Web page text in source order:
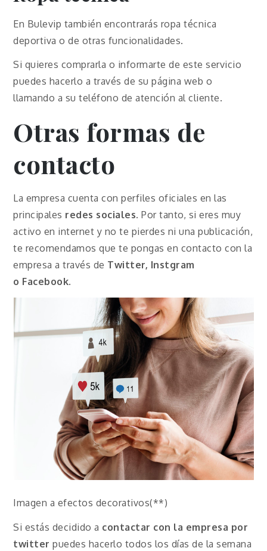
En Bulevip también encontrarás ropa técnica
deportiva o de otras funcionalidades.
Si quieres comprarla o informarte de este servicio
puedes hacerlo a través de su página web o
llamando a su teléfono de atención al cliente.
Otras formas de
contacto
La empresa cuenta con perfiles oficiales en las
principales redes sociales. Por tanto, si eres muy
activo en internet y no te pierdes ni una publicación,
te recomendamos que te pongas en contacto con la
empresa a través de Twitter, Instgram
o Facebook.
Imagen a efectos decorativos(**)
Si estás decidido a contactar con la empresa por
twitter puedes hacerlo todos los días de la semana